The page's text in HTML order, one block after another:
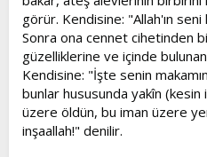
görür. Kendisine: "Allah'ın
Sonra ona cennet cihetinden
güzelliklerine ve içinde
Kendisine: "İşte senin
bunlar hususunda yakîn (kesin
üzere öldün, bu iman üzere
inşaallah!" denilir.